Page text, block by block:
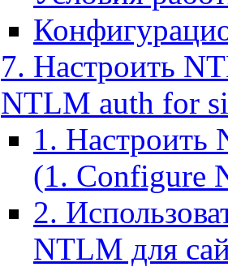
7. Настроить
NTLM auth for
1. Настроить
(1. Configure
2.
NTLM для